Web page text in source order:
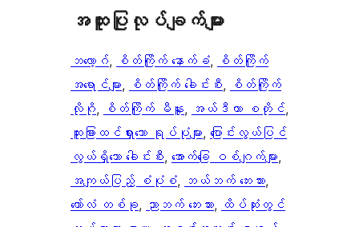
အ​ထူး​ပြု​လုပ်​ချက်​များ
ဘလော့ဂ်, စိတ်ကြိုက် နောက်ခံ,
စိတ်ကြိုက်
အရောင်များ, စိတ်ကြိုက် ခေါင်းစီး,
စိတ်ကြိုက်
လိုဂို, စိတ်ကြိုက် မီနူး, အယ်ဒီတာ စတိုင်
ထူးခြားထင်ရှားသော ရုပ်ပုံများ, ပြောင်းလွယ်ပြင်
လွယ်ရှိသော ခေါင်းစီး, အောက်ခြေ ဝစ်ဂျက်များ
အကျယ်ပြည့် စံပုံစံ, ဘယ်ဘက် ဘေးဘား
ကော်လံ တစ်ခု, ညာဘက် ဘေးဘား, ထိပ်ဆုံးတွင်